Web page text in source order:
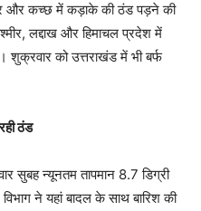
और कच्छ में कड़ाके की ठंड पड़ने की
लद्दाख और हिमाचल प्रदेश में
शुक्रवार को उत्तराखंड में भी बर्फ
ठंड
सुबह न्यूनतम तापमान 8.7 डिग्री
ने यहां बादल के साथ बारिश की